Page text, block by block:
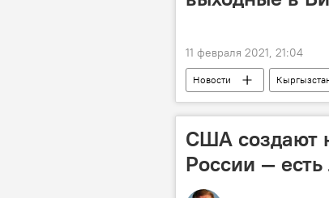
11 февраля 2021, 21:04
Новости
мероприятия
США создают
России —